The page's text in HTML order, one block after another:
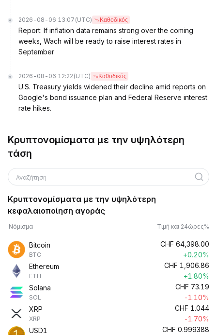
2026-08-06 13:07 (UTC) Καθοδικός
Report: If inflation data remains strong over the coming
weeks, Wach will be ready to raise interest rates in
September
2026-08-06 12:22 (UTC) Καθοδικός
U.S. Treasury yields widened their decline amid reports on
Google's bond issuance plan and Federal Reserve interest
rate hikes.
Κρυπτονομίσματα με την υψηλότερη
τάση
Αναζήτηση
Κρυπτονομίσματα με την υψηλότερη
κεφαλαιοποίηση αγοράς
Νόμισμα Τιμή και 24ώρες%
Bitcoin
BTC
CHF 64,398.00
+0.20%
Ethereum
ETH
CHF 1,906.86
+1.80%
Solana
SOL
CHF 73.19
-1.10%
XRP
XRP
CHF 1.044
-1.70%
USD1
CHF 0.999388